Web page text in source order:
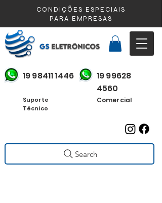
CONDIÇÕES ESPECIAIS
PARA EMPRESAS
19 98411 1446
Suporte
Técnico
19 99628
4560
Comercial
Search